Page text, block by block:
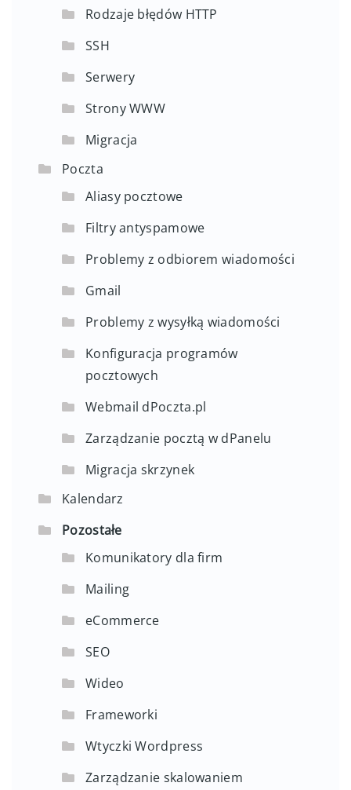
Rodzaje błędów HTTP
SSH
Serwery
Strony WWW
Migracja
Poczta
Aliasy pocztowe
Filtry antyspamowe
Problemy z odbiorem wiadomości
Gmail
Problemy z wysyłką wiadomości
Konfiguracja programów
pocztowych
Webmail dPoczta.pl
Zarządzanie pocztą w dPanelu
Migracja skrzynek
Kalendarz
Pozostałe
Komunikatory dla firm
Mailing
eCommerce
SEO
Wideo
Frameworki
Wtyczki Wordpress
Zarządzanie skalowaniem